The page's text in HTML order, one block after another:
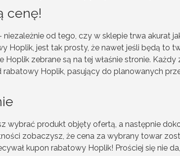
cenę!
od tego, czy w sklepie trwa akurat
Hoplik, jest tak prosty, że nawet jeśli będą to
zebrane są na tej właśnie stronie.
Hoplik, pasujący do planowanych
wybrać produkt objęty ofertą, a następnie
zobaczysz, że cena za wybrany towar
kupon rabatowy Hoplik! Prościej się nie